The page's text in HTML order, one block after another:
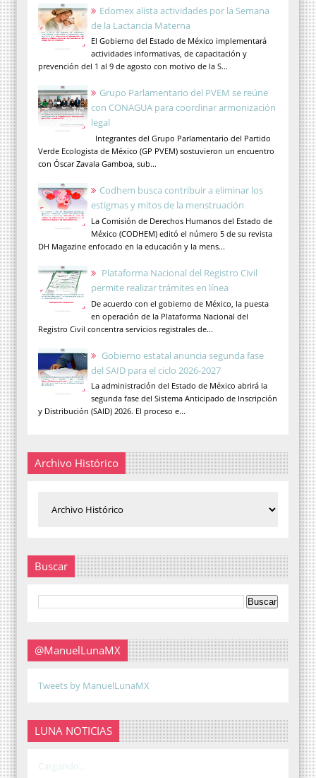
Edomex alista actividades por la Semana
de la Lactancia Materna
El Gobierno del Estado de México implementará
actividades informativas, de capacitación y
prevención del 1 al 9 de agosto con motivo de la S...
Grupo Parlamentario del PVEM se reúne
con CONAGUA para coordinar armonización
legal
Integrantes del Grupo Parlamentario del Partido
Verde Ecologista de México (GP PVEM) sostuvieron un encuentro
con Óscar Zavala Gamboa, sub...
Codhem busca contribuir a eliminar los
estigmas y mitos de la menstruación
La Comisión de Derechos Humanos del Estado de
México (CODHEM) editó el número 5 de su revista
DH Magazine enfocado en la educación y la mens...
Plataforma Nacional del Registro Civil
permite realizar trámites en línea
De acuerdo con el gobierno de México, la puesta
en operación de la Plataforma Nacional del
Registro Civil concentra servicios registrales de...
Gobierno estatal anuncia segunda fase
del SAID para el ciclo 2026-2027
La administración del Estado de México abrirá la
segunda fase del Sistema Anticipado de Inscripción
y Distribución (SAID) 2026. El proceso e...
Archivo Histórico
Buscar
@ManuelLunaMX
Tweets by ManuelLunaMX
LUNA NOTICIAS
Cargando...